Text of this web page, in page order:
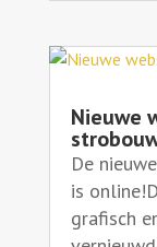
Nieuwe
De
is
grafisch